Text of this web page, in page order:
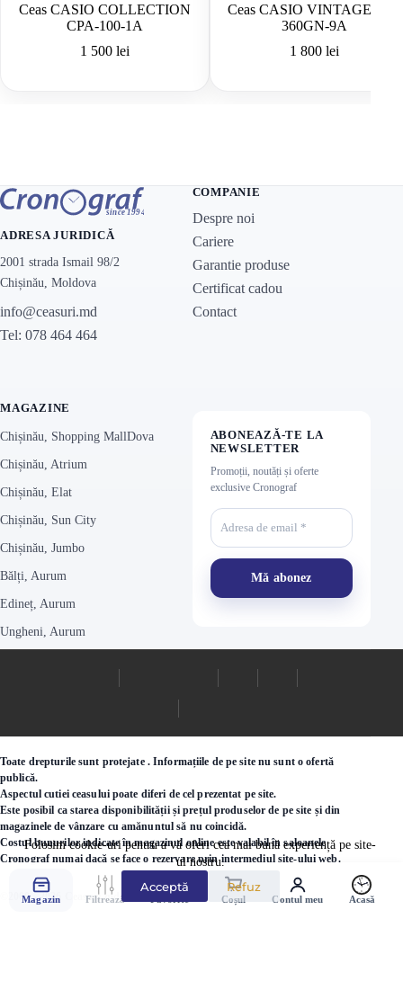
Folosim cookie-uri pentru a vă oferi cea mai bună experiență pe site-
ul nostru.
Acceptă Refuz
Ceas CASIO COLLECTION
CPA-100-1A
1 500 lei
Ceas CASIO VINTAGE DB-
360GN-9A
1 800 lei
ADRESA JURIDICĂ
2001 strada Ismail 98/2
Chișinău, Moldova
info@ceasuri.md
Tel: 078 464 464
COMPANIE
Despre noi
Cariere
Garantie produse
Certificat cadou
Contact
MAGAZINE
Chișinău, Shopping MallDova
Chișinău, Atrium
Chișinău, Elat
Chișinău, Sun City
Chișinău, Jumbo
Bălți, Aurum
Edineț, Aurum
Ungheni, Aurum
ABONEAZĂ-TE LA
NEWSLETTER
Promoții, noutăți și oferte
exclusive Cronograf
Toate drepturile sunt protejate . Informațiile de pe site nu sunt o ofertă
publică.
Aspectul cutiei ceasului poate diferi de cel prezentat pe site.
Este posibil ca starea disponibilității și prețul produselor de pe site și din
magazinele de vânzare cu amănuntul să nu coincidă.
Costul bunurilor indicate în magazinul online este valabil în saloanele
Cronograf numai dacă se face o rezervare prin intermediul site-ului web.
©2000 - 2026 Ceasuri.md
Magazin Filtrează Coșul Contul meu Acasă